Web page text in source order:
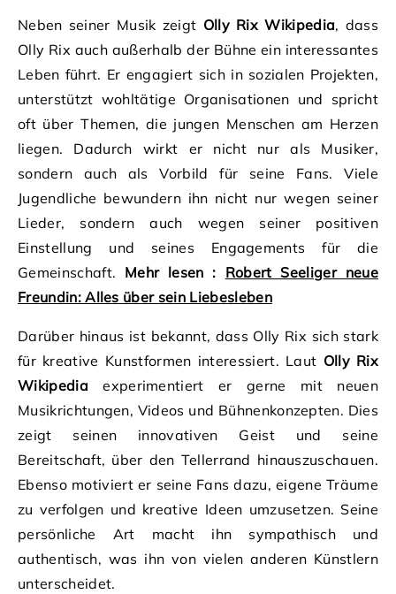
Neben seiner Musik zeigt Olly Rix Wikipedia, dass
Olly Rix auch außerhalb der Bühne ein interessantes
Leben führt. Er engagiert sich in sozialen Projekten,
unterstützt wohltätige Organisationen und spricht
oft über Themen, die jungen Menschen am Herzen
liegen. Dadurch wirkt er nicht nur als Musiker,
sondern auch als Vorbild für seine Fans. Viele
Jugendliche bewundern ihn nicht nur wegen seiner
Lieder, sondern auch wegen seiner positiven
Einstellung und seines Engagements für die
Gemeinschaft. Mehr lesen : Robert Seeliger neue
Freundin: Alles über sein Liebesleben
Darüber hinaus ist bekannt, dass Olly Rix sich stark
für kreative Kunstformen interessiert. Laut Olly Rix
Wikipediaexperimentiert er gerne mit neuen
Musikrichtungen, Videos und Bühnenkonzepten. Dies
zeigt seinen innovativen Geist und seine
Bereitschaft, über den Tellerrand hinauszuschauen.
Ebenso motiviert er seine Fans dazu, eigene Träume
zu verfolgen und kreative Ideen umzusetzen. Seine
persönliche Art macht ihn sympathisch und
authentisch, was ihn von vielen anderen Künstlern
unterscheidet.